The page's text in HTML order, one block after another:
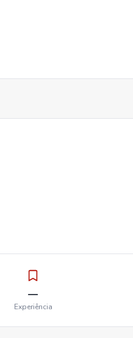
—
Experiência